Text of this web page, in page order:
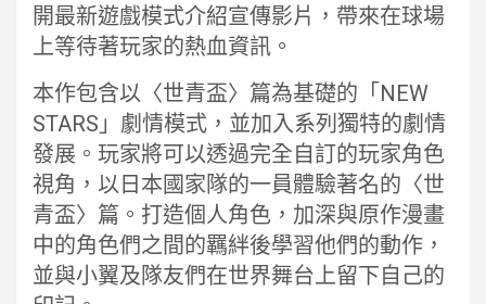
開最新遊戲模式介紹宣傳影片，帶來在球場
上等待著玩家的熱血資訊。
本作包含以〈世青盃〉篇為基礎的「NEW
STARS」劇情模式，並加入系列獨特的劇情
發展。玩家將可以透過完全自訂的玩家角色
視角，以日本國家隊的一員體驗著名的〈世
青盃〉篇。打造個人角色，加深與原作漫畫
中的角色們之間的羈絆後學習他們的動作，
並與小翼及隊友們在世界舞台上留下自己的